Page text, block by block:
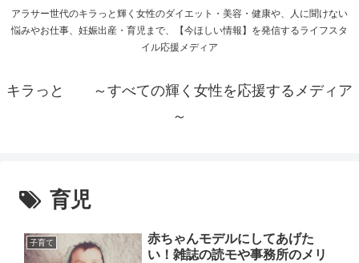
アラサー世代のキラっと輝く女性のダイエット・美容・健康や、人に聞けない
悩みやお仕事、妊娠出産・育児まで、【今ほしい情報】を発信するライフスタ
イル応援メディア
キラっと ～すべての輝く女性を応援するメディア
～
育児
子育て
赤ちゃんモデルにしてあげた
い！雑誌の読モや事務所のメリ